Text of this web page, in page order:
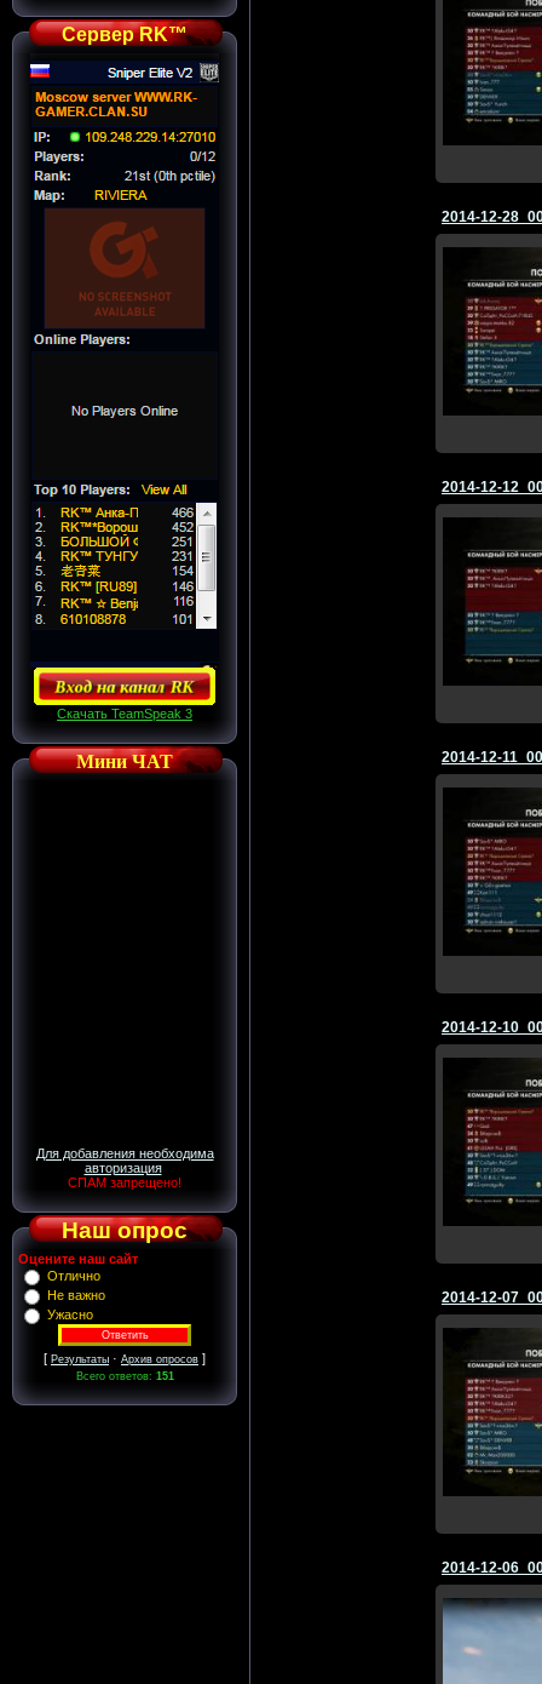
Сервер RK™
Скачать TeamSpeak 3
Мини ЧАТ
Для добавления необходима
авторизация
СПАМ запрещено!
Наш опрос
Оцените наш сайт
Отлично
Не важно
Ужасно
[ Результаты · Архив опросов ]
Всего ответов: 151
2014-12-
2014-12-
2014-12-
2014-12-
2014-12-
2014-12-